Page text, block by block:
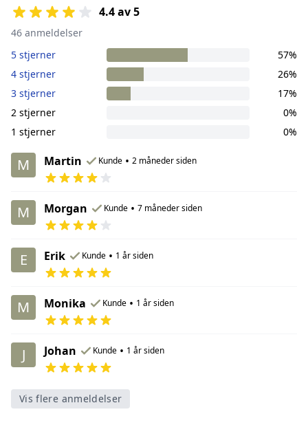
4.4 av 5
46 anmeldelser
5 stjerner
57%
4 stjerner
26%
3 stjerner
17%
2 stjerner
0%
1 stjerner
0%
M Martin Kunde • 2 måneder siden
M Morgan Kunde • 7 måneder siden
E Erik Kunde • 1 år siden
M Monika Kunde • 1 år siden
J Johan Kunde • 1 år siden
Vis flere anmeldelser